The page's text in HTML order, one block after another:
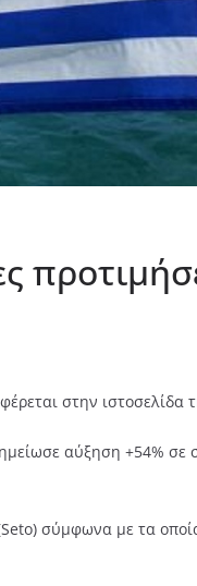
στην ιστοσελίδα
αύξηση +54% σε
σύμφωνα με τα